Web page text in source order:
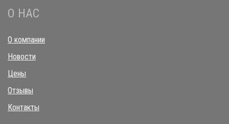
О НАС
О компании
Новости
Цены
Отзывы
Контакты